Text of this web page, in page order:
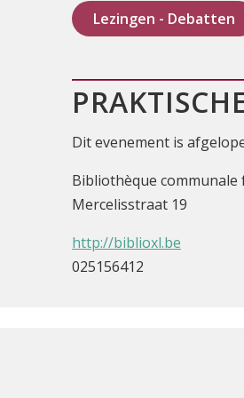
Lezingen - Debatten
Dit evenement is
Bibliothèque
Mercelisstraat 19
http://biblioxl.be
025156412